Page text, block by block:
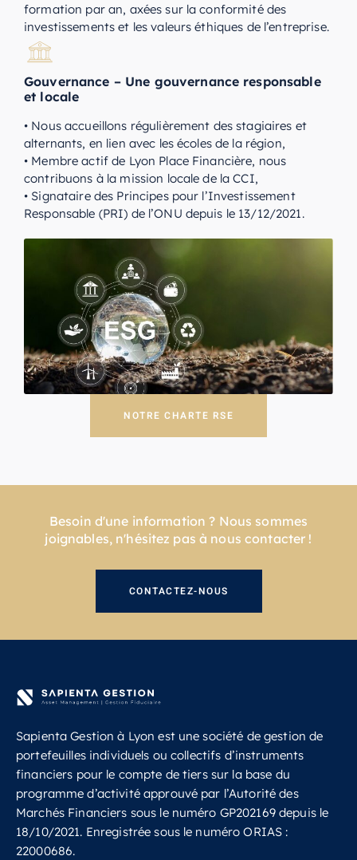
formation par an, axées sur la conformité des
investissements et les valeurs éthiques de l’entreprise.
Gouvernance – Une gouvernance responsable
et locale
• Nous accueillons régulièrement des stagiaires et
alternants, en lien avec les écoles de la région,
• Membre actif de Lyon Place Financière, nous
contribuons à la mission locale de la CCI,
• Signataire des Principes pour l’Investissement
Responsable (PRI) de l’ONU depuis le 13/12/2021.
NOTRE CHARTE RSE
Besoin d'une information ? Nous sommes
joignables, n'hésitez pas à nous contacter !
CONTACTEZ-NOUS
Sapienta Gestion à Lyon est une société de gestion de
portefeuilles individuels ou collectifs d’instruments
financiers pour le compte de tiers sur la base du
programme d’activité approuvé par l’Autorité des
Marchés Financiers sous le numéro GP202169 depuis le
18/10/2021. Enregistrée sous le numéro ORIAS :
22000686.